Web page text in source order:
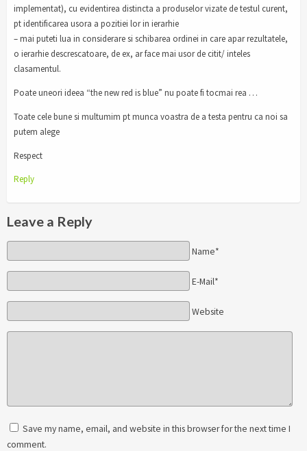
implementat), cu evidentirea distincta a produselor vizate de testul curent,
pt identificarea usora a pozitiei lor in ierarhie
– mai puteti lua in considerare si schibarea ordinei in care apar rezultatele,
o ierarhie descrescatoare, de ex, ar face mai usor de citit/ inteles
clasamentul.
Poate uneori ideea “the new red is blue” nu poate fi tocmai rea …
Toate cele bune si multumim pt munca voastra de a testa pentru ca noi sa
putem alege
Respect
Reply
Leave a Reply
Name*
E-Mail*
Website
Save my name, email, and website in this browser for the next time I
comment.